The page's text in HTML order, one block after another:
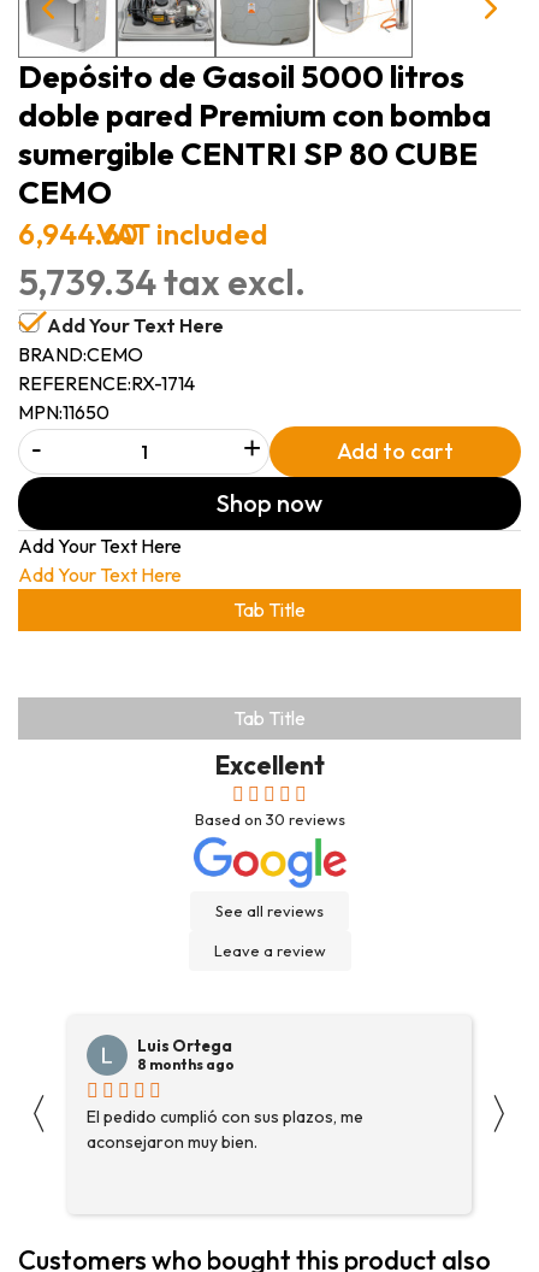
Depósito de Gasoil 5000 litros
doble pared Premium con bomba
sumergible CENTRI SP 80 CUBE
CEMO
6,944.60VAT included
5,739.34 tax excl.
Add Your Text Here
BRAND:CEMO
REFERENCE:RX-1714
MPN:11650
- + Add to cart
Shop now
Add Your Text Here
Add Your Text Here
Tab Title
Tab Title
Excellent
Based on 30 reviews
See all reviews
Leave a review
〈
Luis Ortega
8 months ago
El pedido cumplió con sus plazos, me
aconsejaron muy bien.
〉
Customers who bought this product also